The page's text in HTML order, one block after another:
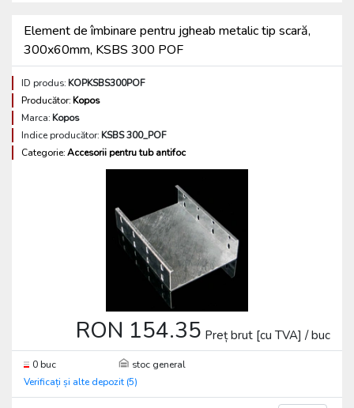
Element de îmbinare pentru jgheab metalic tip scară,
300x60mm, KSBS 300 POF
ID produs:KOPKSBS300POF
Producător:Kopos
Marca:Kopos
Indice producător:KSBS 300_POF
Categorie:Accesorii pentru tub antifoc
RON 154.35 Preț brut [cu TVA] / buc
0 buc
stoc general
Verificați și alte depozit (5)